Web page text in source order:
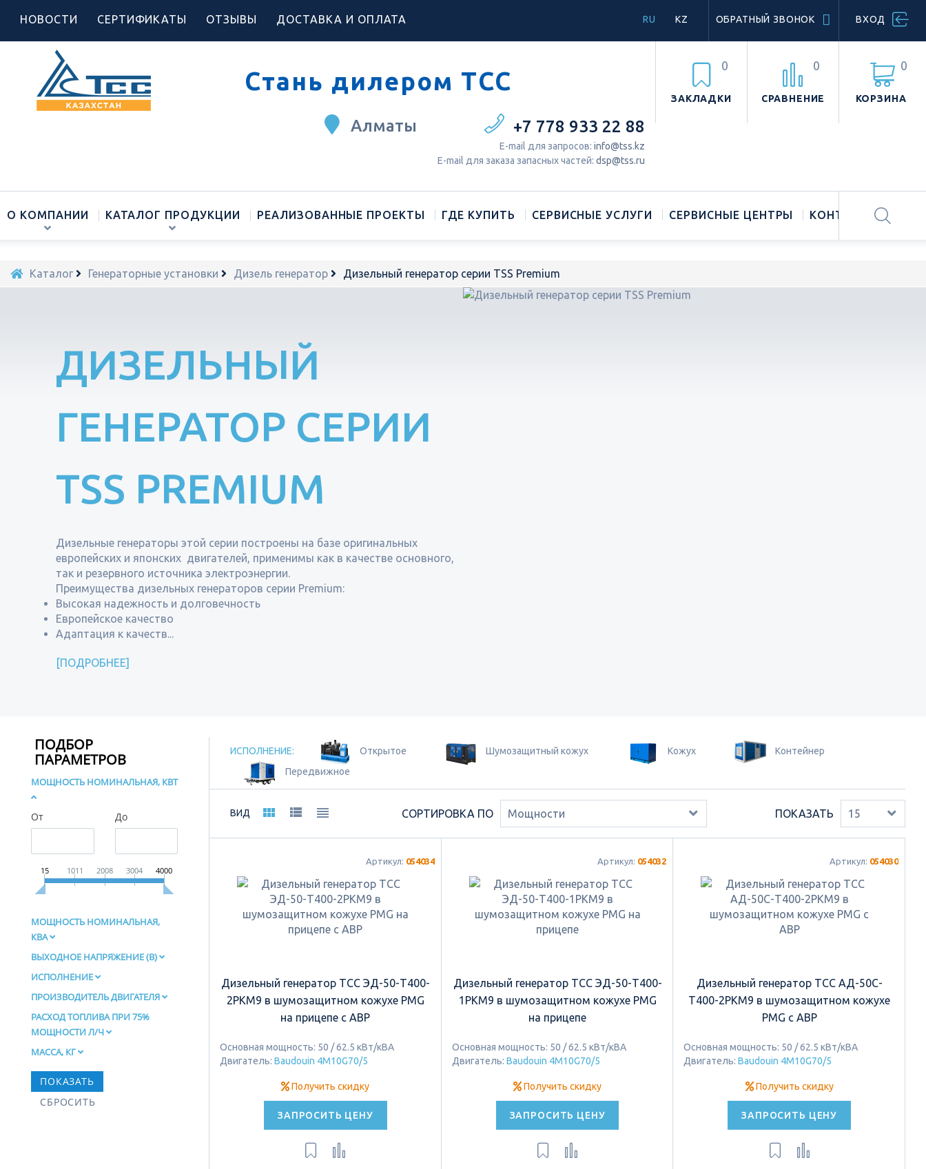
НОВОСТИ СЕРТИФИКАТЫ ОТЗЫВЫ ДОСТАВКА И ОПЛАТА ВХОД
ОБРАТНЫЙ ЗВОНОК
RU KZ
Стань дилером ТСС
КОРЗИНА
0
ЗАКЛАДКИ
0
СРАВНЕНИЕ
0
+7 778 933 22 88
Е-mail для запросов: info@tss.kz
Е-mail для заказа запасных частей: dsp@tss.ru
Алматы
О КОМПАНИИ КАТАЛОГ ПРОДУКЦИИ РЕАЛИЗОВАННЫЕ ПРОЕКТЫ ГДЕ КУПИТЬ СЕРВИСНЫЕ УСЛУГИ СЕРВИСНЫЕ ЦЕНТРЫ КОНТАКТЫ
Каталог Генераторные установки Дизель генератор Дизельный генератор серии TSS Premium
ДИЗЕЛЬНЫЙ
ГЕНЕРАТОР СЕРИИ
TSS PREMIUM
Дизельные генераторы этой серии построены на базе оригинальных
европейских и японских двигателей, применимы как в качестве основного,
так и резервного источника электроэнергии.
Преимущества дизельных генераторов серии Premium:
Высокая надежность и долговечность
Европейское качество
Адаптация к качеств...
ПОДРОБНЕЕ
ИСПОЛНЕНИЕ: Oткрытое Шумозащитный кожух Кожух
Контейнер
Передвижное
ВИД СОРТИРОВКА ПО Мощности ПОКАЗАТЬ 15
Артикул: 054034
Дизельный генератор ТСС ЭД-50-Т400-
2РКМ9 в шумозащитном кожухе PMG
на прицепе с АВР
Основная мощность: 50 / 62.5 кВт/кВА
Двигатель:Baudouin 4M10G70/5
Получить скидку
ЗАПРОСИТЬ ЦЕНУ
Артикул: 054032
Дизельный генератор ТСС ЭД-50-Т400-
1РКМ9 в шумозащитном кожухе PMG
на прицепе
Основная мощность: 50 / 62.5 кВт/кВА
Двигатель: Baudouin 4M10G70/5
Получить скидку
ЗАПРОСИТЬ ЦЕНУ
Артикул: 054030
Дизельный генератор ТСС АД-50С-
Т400-2РКМ9 в шумозащитном кожухе
PMG с АВР
Основная мощность: 50 / 62.5 кВт/кВА
Двигатель:Baudouin 4M10G70/5
Получить скидку
ЗАПРОСИТЬ ЦЕНУ
ПОДБОР
ПАРАМЕТРОВ
МОЩНОСТЬ НОМИНАЛЬНАЯ, КВТ
От До
15 1011 2008 3004 4000
МОЩНОСТЬ НОМИНАЛЬНАЯ,
КВА
ВЫХОДНОЕ НАПРЯЖЕНИЕ (В)
ИСПОЛНЕНИЕ
ПРОИЗВОДИТЕЛЬ ДВИГАТЕЛЯ
РАСХОД ТОПЛИВА ПРИ 75%
МОЩНОСТИ Л/Ч
МАССА, КГ